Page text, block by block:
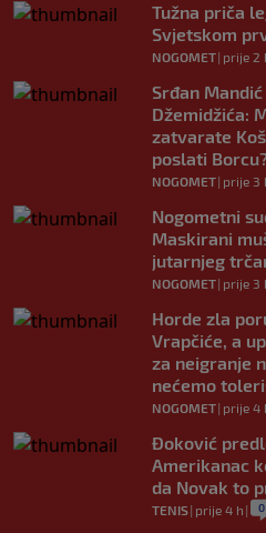
Tužna priča
Svjetskom
NOGOMET| prije 2
Srđan
Džemidžića:
zatvarate
poslati
NOGOMET| prije 3
Nogometni
Maskirani
jutarnjeg
NOGOMET| prije 3
Horde zla
Vrapčiće, a
za neigranje
nećemo
NOGOMET| prije 4
Đoković
Amerikanac
da Novak to
TENIS| prije 4 h | 0